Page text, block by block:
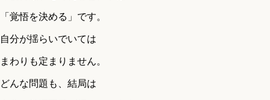
「覚悟を決める」です。
自分が揺らいでいては
まわりも定まりません。
どんな問題も、結局は